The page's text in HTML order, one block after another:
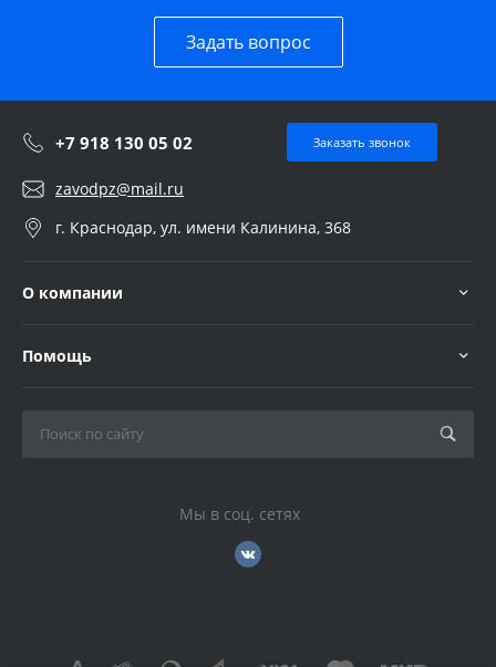
Задать вопрос
+7 918 130 05 02 Заказать звонок
zavodpz@mail.ru
г. Краснодар, ул. имени Калинина, 368
О компании
Помощь
Мы в соц. сетях